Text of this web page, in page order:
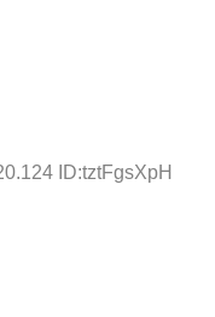
ID:tztFgsXpH